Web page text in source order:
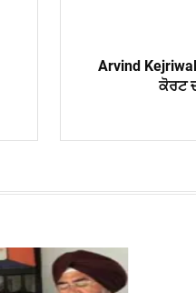
Arvind
ਕੋਰਟ